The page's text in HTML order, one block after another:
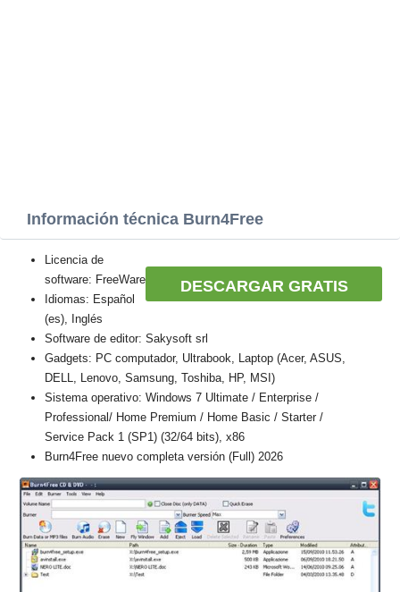
Información técnica Burn4Free
DESCARGAR GRATIS
Licencia de
software: FreeWare
Idiomas: Español
(es), Inglés
Software de editor: Sakysoft srl
Gadgets: PC computador, Ultrabook, Laptop (Acer, ASUS,
DELL, Lenovo, Samsung, Toshiba, HP, MSI)
Sistema operativo: Windows 7 Ultimate / Enterprise /
Professional/ Home Premium / Home Basic / Starter /
Service Pack 1 (SP1) (32/64 bits), x86
Burn4Free nuevo completa versión (Full) 2026